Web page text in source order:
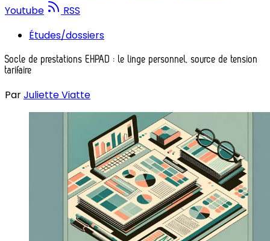
Youtube
RSS
Études/dossiers
Socle de prestations EHPAD : le linge personnel, source de tension
tarifaire
ParJuliette Viatte